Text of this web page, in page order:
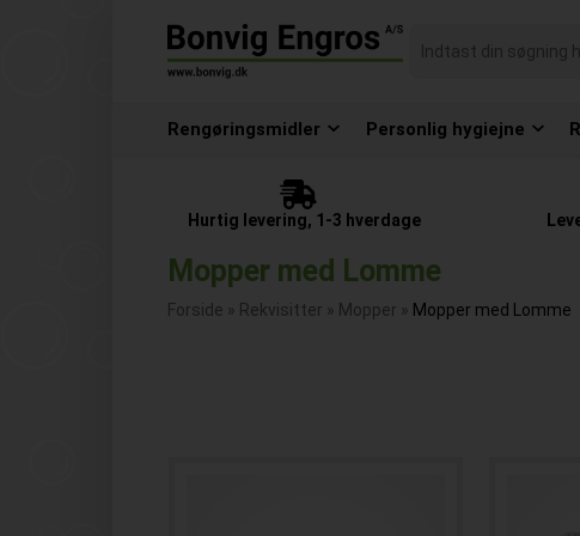
Rengøringsmidler Personlig hygiejne
Hurtig levering, 1-3 hverdage
Mopper med Lomme
Forside » Rekvisitter » Mopper » Mopper med Lomme